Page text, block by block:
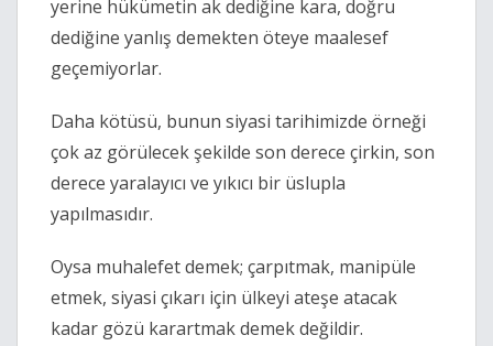
yerine hükümetin ak dediğine kara, doğru
dediğine yanlış demekten öteye maalesef
geçemiyorlar.
Daha kötüsü, bunun siyasi tarihimizde örneği
çok az görülecek şekilde son derece çirkin, son
derece yaralayıcı ve yıkıcı bir üslupla
yapılmasıdır.
Oysa muhalefet demek; çarpıtmak, manipüle
etmek, siyasi çıkarı için ülkeyi ateşe atacak
kadar gözü karartmak demek değildir.